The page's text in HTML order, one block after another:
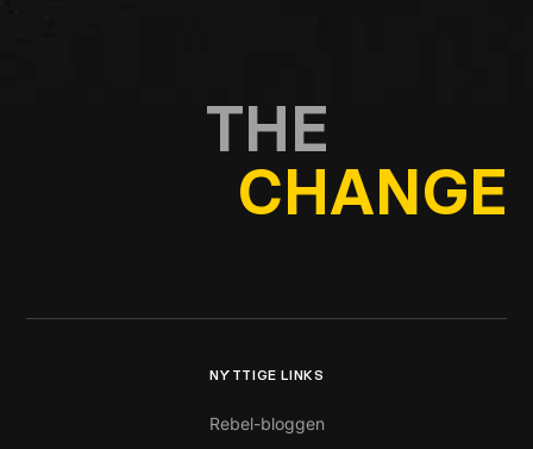
THE
CHANGE
NYTTIGE LINKS
Rebel-bloggen